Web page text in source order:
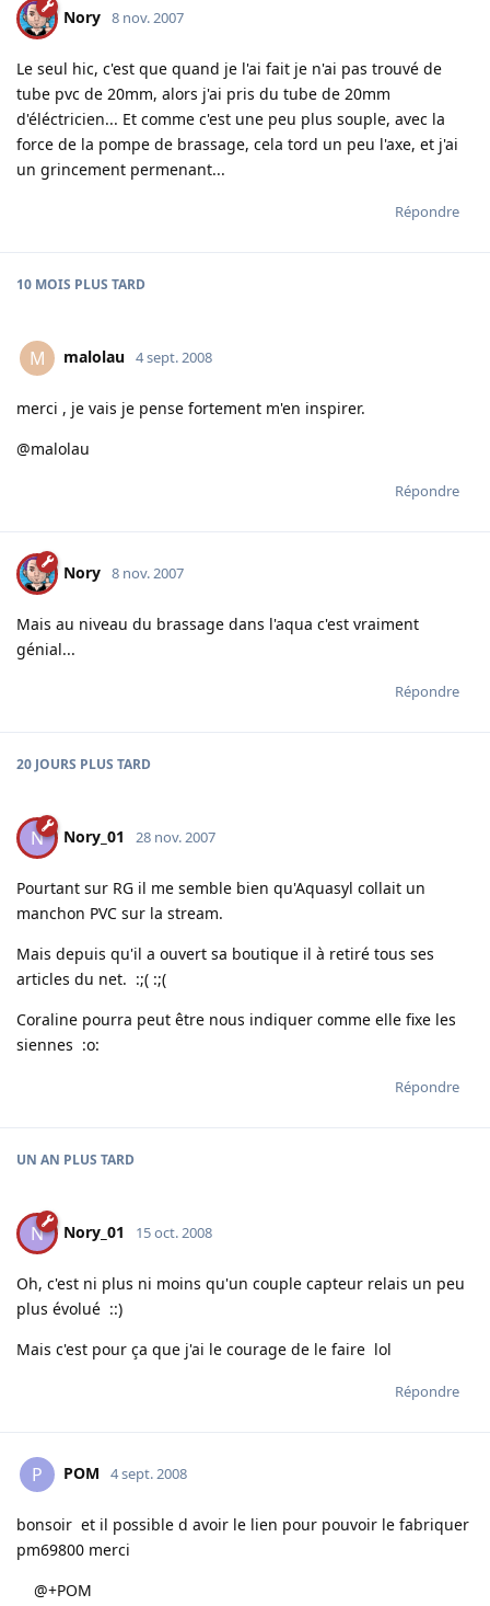
Nory 8 nov. 2007
Le seul hic, c'est que quand je l'ai fait je n'ai pas trouvé de
tube pvc de 20mm, alors j'ai pris du tube de 20mm
d'éléctricien... Et comme c'est une peu plus souple, avec la
force de la pompe de brassage, cela tord un peu l'axe, et j'ai
un grincement permenant...
Répondre
10 MOIS PLUS TARD
M malolau 4 sept. 2008
merci , je vais je pense fortement m'en inspirer.
@malolau
Répondre
Nory 8 nov. 2007
Mais au niveau du brassage dans l'aqua c'est vraiment
génial...
Répondre
20 JOURS PLUS TARD
N Nory_01 28 nov. 2007
Pourtant sur RG il me semble bien qu'Aquasyl collait un
manchon PVC sur la stream.
Mais depuis qu'il a ouvert sa boutique il à retiré tous ses
articles du net. :;( :;(
Coraline pourra peut être nous indiquer comme elle fixe les
siennes :o:
Répondre
UN AN PLUS TARD
N Nory_01 15 oct. 2008
Oh, c'est ni plus ni moins qu'un couple capteur relais un peu
plus évolué ::)
Mais c'est pour ça que j'ai le courage de le faire lol
Répondre
P POM 4 sept. 2008
bonsoir et il possible d avoir le lien pour pouvoir le fabriquer
pm69800 merci
@+POM